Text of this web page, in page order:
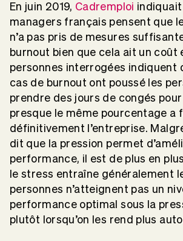
En juin 2019, Cadremploi indiquait
managers français pensent que
n’a pas pris de mesures
burnout bien que cela ait un coût
personnes interrogées indiquent
cas de burnout ont poussé les
prendre des jours de congés
presque le même pourcentage a
définitivement l’entreprise.
dit que la pression permet
performance, il est de plus en
le stress entraîne généralement
personnes n’atteignent pas un
performance optimal sous la
plutôt lorsqu’on les rend plus